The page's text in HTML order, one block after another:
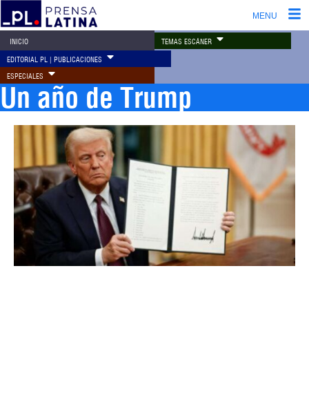
MENU
INICIO TEMAS ESCÁNER
EDITORIAL PL | PUBLICACIONES
ESPECIALES
Un año de Trump